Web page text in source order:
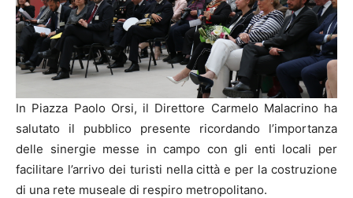
In Piazza Paolo Orsi, il Direttore Carmelo Malacrino ha
salutato il pubblico presente ricordando l’importanza
delle sinergie messe in campo con gli enti locali per
facilitare l’arrivo dei turisti nella città e per la costruzione
di una rete museale di respiro metropolitano.